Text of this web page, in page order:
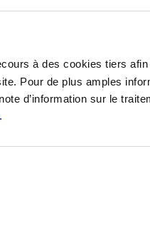
à des cookies tiers
Pour de plus amples
d’information sur le
.
d'informations
Choisir le coloris: Space
toi à